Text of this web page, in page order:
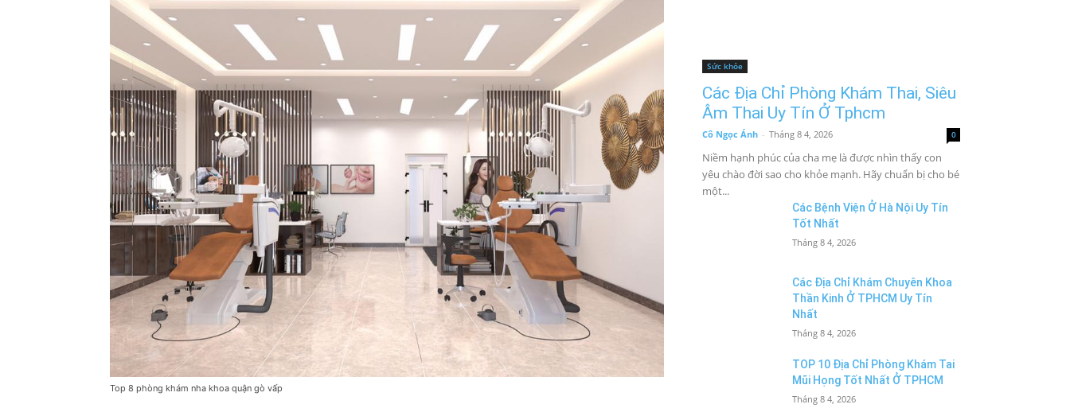
Top 8 phòng khám nha khoa quận gò vấp
Sức khỏe
Các Địa Chỉ Phòng Khám Thai, Siêu
Âm Thai Uy Tín Ở Tphcm
Cô Ngọc Ánh - Tháng 8 4, 2026 0
Niềm hạnh phúc của cha mẹ là được nhìn thấy con
yêu chào đời sao cho khỏe mạnh. Hãy chuẩn bị cho bé
một...
Các Bệnh Viện Ở Hà Nội Uy Tín
Tốt Nhất
Tháng 8 4, 2026
Các Địa Chỉ Khám Chuyên Khoa
Thần Kinh Ở TPHCM Uy Tín
Nhất
Tháng 8 4, 2026
TOP 10 Địa Chỉ Phòng Khám Tai
Mũi Họng Tốt Nhất Ở TPHCM
Tháng 8 4, 2026